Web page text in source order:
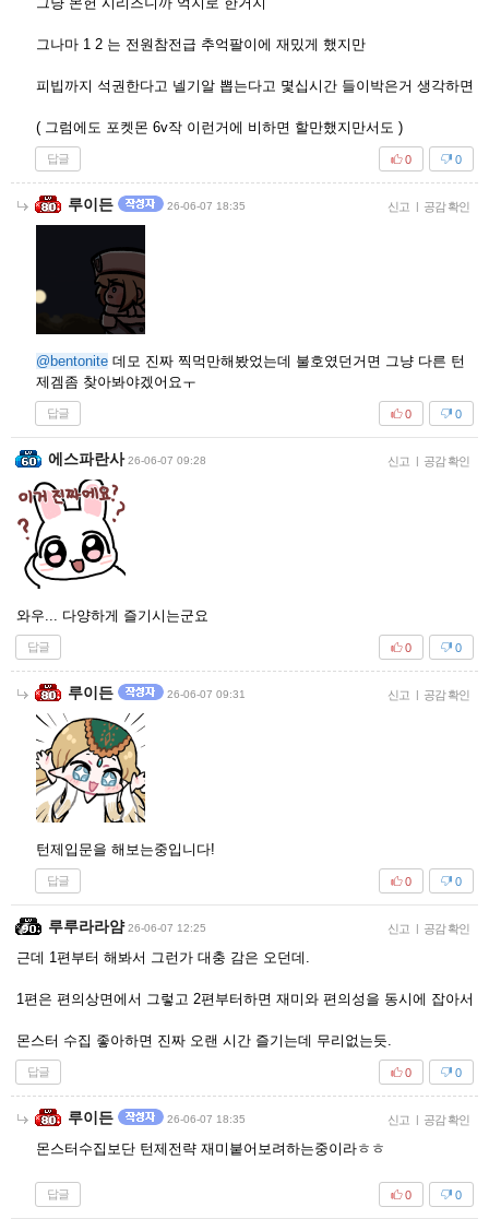
그나마 1 2 는 전원참전급 추억팔이에 재밌게 했지만
피빕까지 석권한다고 넬기알 뽑는다고 몇십시간 들이박은거 생각하면
( 그럼에도 포켓몬 6v작 이런거에 비하면 할만했지만서도 )
답글 0
0
루이든 26-06-07 18:35 신고 | 공감 확인
@bentonite 데모 진짜 찍먹만해봤었는데 불호였던거면 그냥 다른 턴
제겜좀 찾아봐야겠어요ㅜ
답글 0
0
에스파란사 26-06-07 09:28 신고 | 공감 확인
와우... 다양하게 즐기시는군요
답글 0
0
루이든 26-06-07 09:31 신고 | 공감 확인
턴제입문을 해보는중입니다!
답글 0
0
루루라라얌 26-06-07 12:25 신고 | 공감 확인
근데 1편부터 해봐서 그런가 대충 감은 오던데.
1편은 편의상면에서 그렇고 2편부터하면 재미와 편의성을 동시에 잡아서
몬스터 수집 좋아하면 진짜 오랜 시간 즐기는데 무리없는듯.
답글 0
0
루이든 26-06-07 18:35 신고 | 공감 확인
몬스터수집보단 턴제전략 재미붙어보려하는중이라ㅎㅎ
답글 0
0